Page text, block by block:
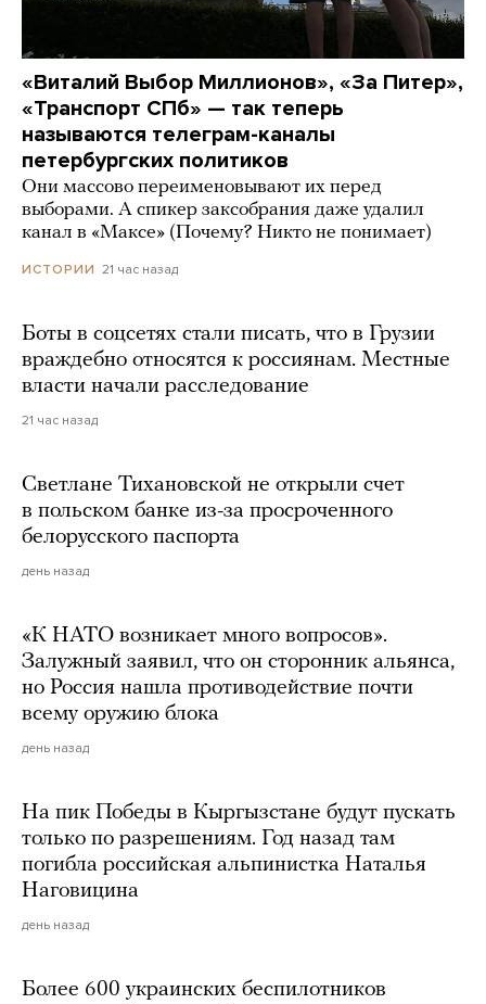
«Виталий Выбор Миллионов», «За Питер»,
«Транспорт СПб» — так теперь
называются телеграм-каналы
петербургских политиков
Они массово переименовывают их перед
выборами. А спикер заксобрания даже удалил
канал в «Максе» (Почему? Никто не понимает)
ИСТОРИИ 21 час назад
Боты в соцсетях стали писать, что в Грузии
враждебно относятся к россиянам. Местные
власти начали расследование
21 час назад
Светлане Тихановской не открыли счет
в польском банке из-за просроченного
белорусского паспорта
день назад
«К НАТО возникает много вопросов».
Залужный заявил, что он сторонник альянса,
но Россия нашла противодействие почти
всему оружию блока
день назад
На пик Победы в Кыргызстане будут пускать
только по разрешениям. Год назад там
погибла российская альпинистка Наталья
Наговицина
день назад
Более 600 украинских беспилотников